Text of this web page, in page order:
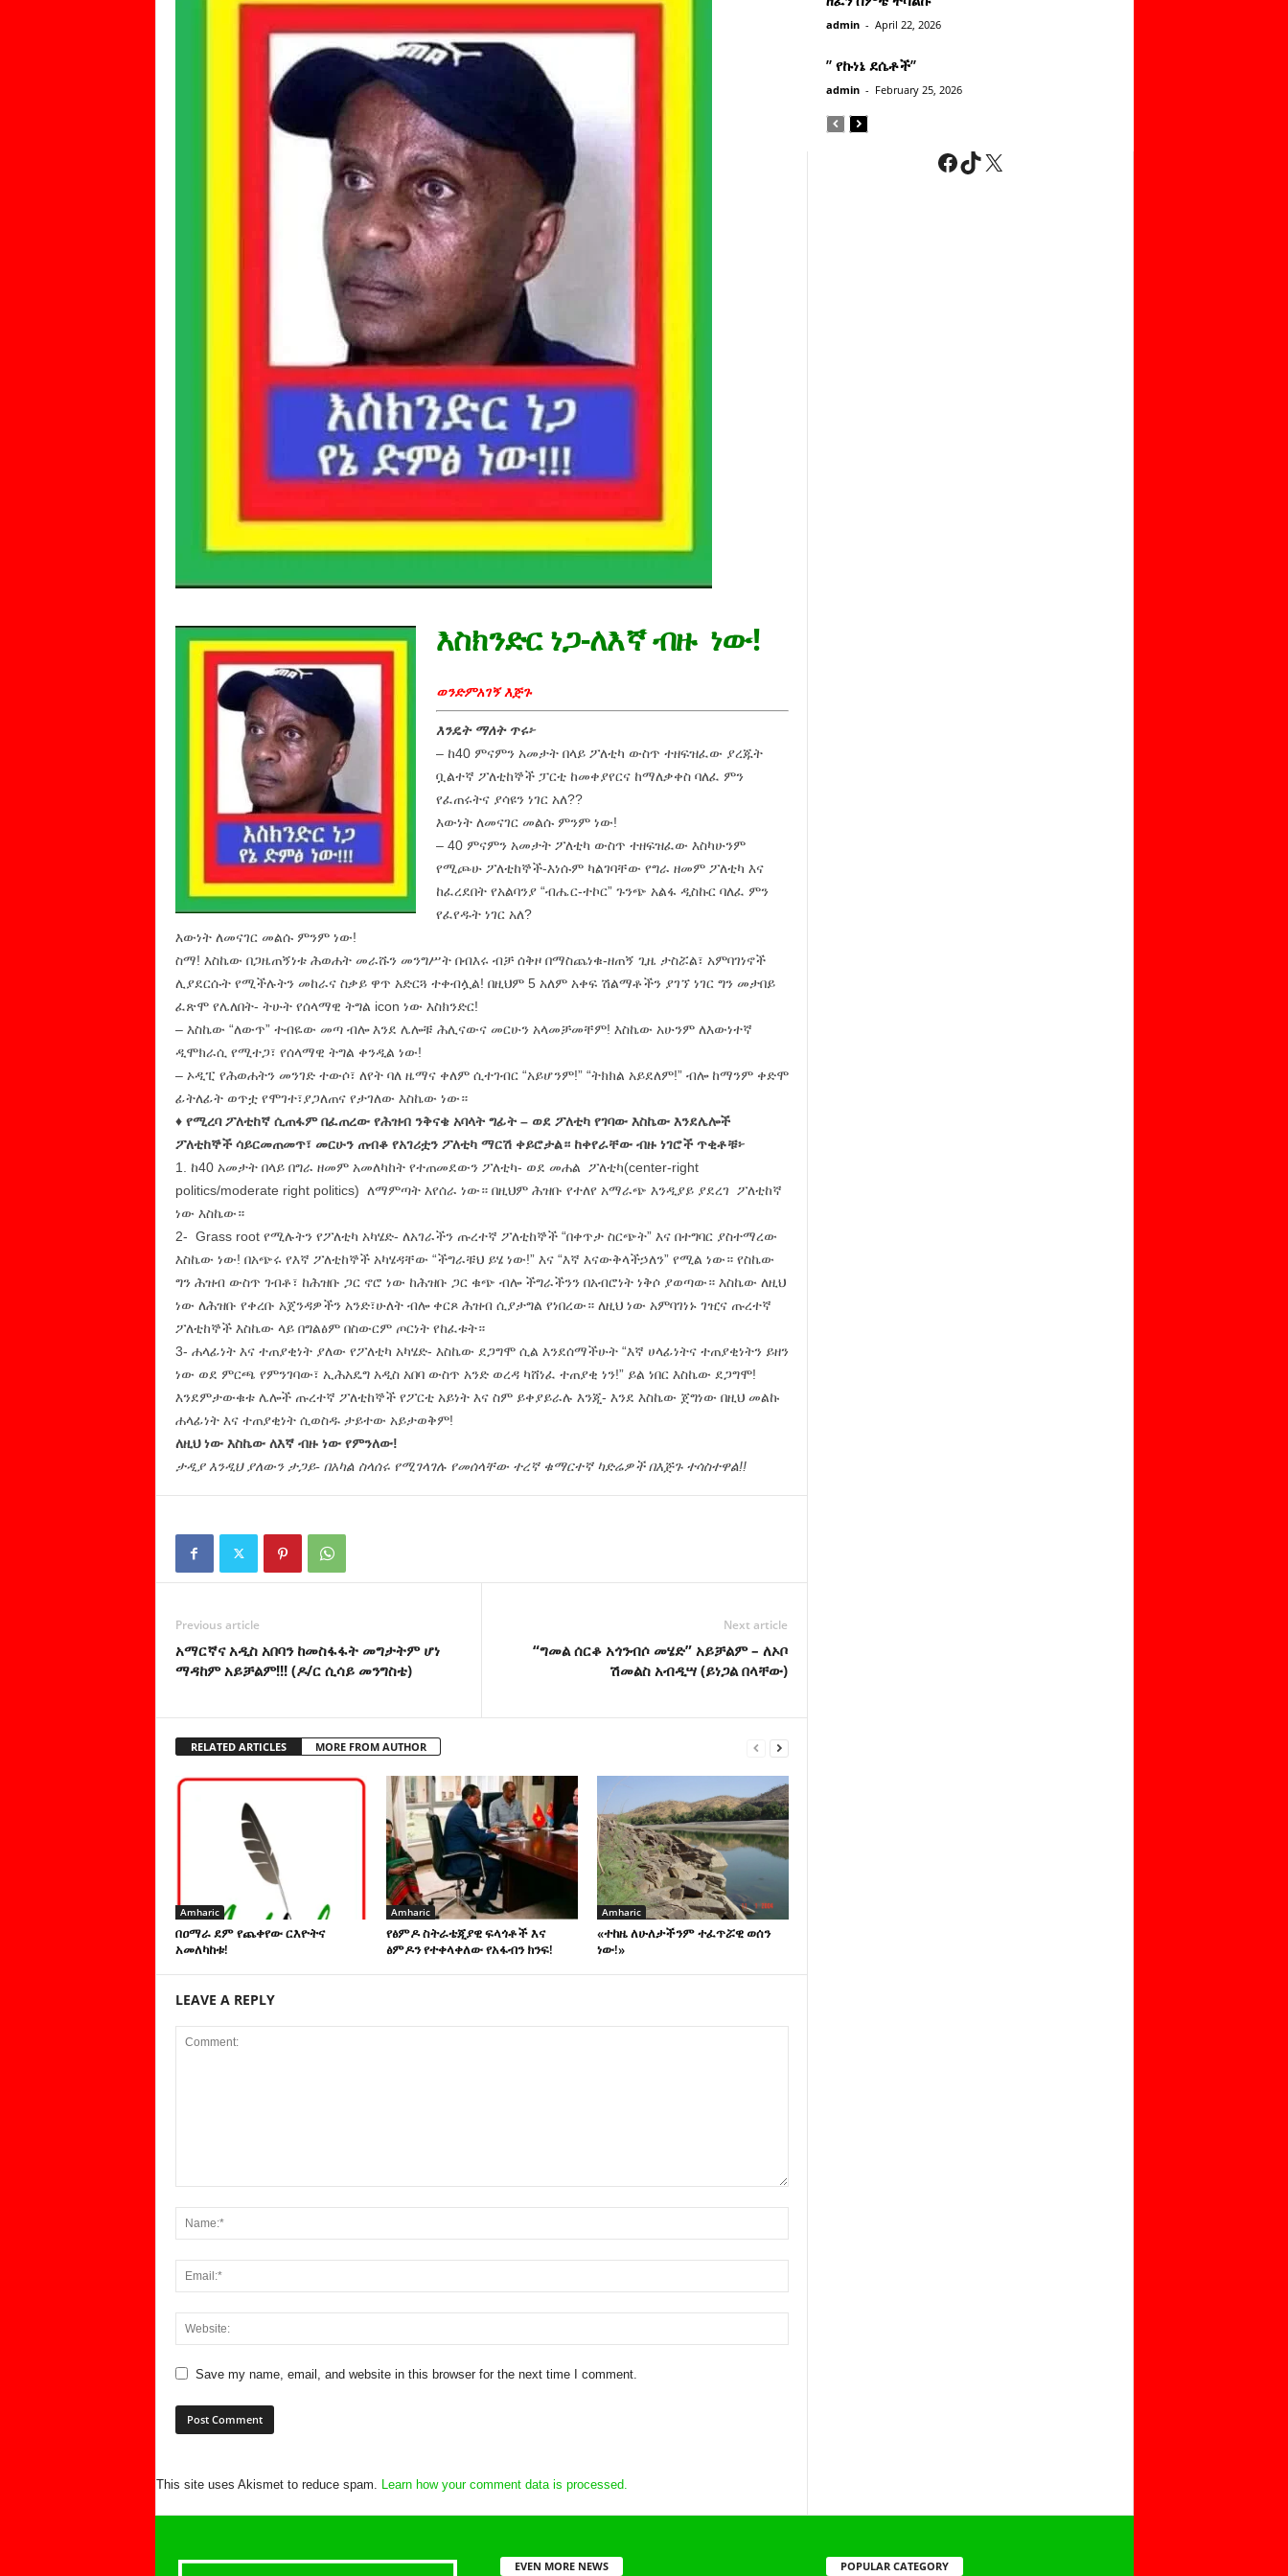
እስክንድር ነጋ-ለእኛ ብዙ ነው!
ወንድምአገኝ እጅጉ
እንዴት ማለት ጥሩ፦
– ከ40 ምናምን አመታት በላይ ፖለቲካ ውስጥ ተዘፍዝፈው ያረጁት
ቧልተኛ ፖለቲከኞች ፓርቲ ከመቀያየርና ከማለቃቀስ ባለፈ ምን
የፈጠሩትና ያሳዩን ነገር አለ??
እውነት ለመናገር መልሱ ምንም ነው!
– 40 ምናምን አመታት ፖለቲካ ውስጥ ተዘፍዝፈው እስካሁንም
የሚጮሁ ፖለቲከኞች-እነሱም ካልገባቸው የግራ ዘመም ፖለቲካ እና
ከፈረደበት የአልባንያ “ብሔር-ተኮር” ጉንጭ አልፋ ዲስኩር ባለፈ ምን
የፈየዱት ነገር አለ?
እውነት ለመናገር መልሱ ምንም ነው!
ስማ! እስኬው በጋዜጠኝነቱ ሕወሐት መራሹን መንግሥት በብእሩ ብቻ ሰቅዞ በማስጨነቁ-ዘጠኝ ጊዜ ታስሯል፣ አምባገነኖች
ሊያደርሱት የሚችሉትን መከራና ስቃይ ዋጥ አድርጓ ተቀብሏል! በዚህም 5 አለም አቀፍ ሽልማቶችን ያገኘ ነገር ግን መታበይ
ፈጽሞ የሌለበት- ትሁት የሰላማዊ ትግል icon ነው እስክንድር!
– እስኬው “ለውጥ” ተብዬው መጣ ብሎ እንደ ሌሎቹ ሕሊናውና መርሁን አላመቻመቸም! እስኬው አሁንም ለእውነተኛ
ዲሞክራሲ የሚተጋ፣ የሰላማዊ ትግል ቀንዲል ነው!
– ኦዲፒ የሕወሐትን መንገድ ተውሶ፣ ለየት ባለ ዜማና ቀለም ሲተገብር “አይሆንም!” “ትክክል አይደለም!” ብሎ ከማንም ቀድሞ
ፊትለፊት ወጥቷ የሞገተ፣ያጋለጠና የታገለው እስኬው ነው።
♦ የሚረባ ፖለቲከኛ ሲጠፋም በፈጠረው የሕዝብ ንቅናቄ አባላት ግፊት – ወደ ፖለቲካ የገባው እስኬው እንደሌሎች
ፖለቲከኞች ሳይርመጠመጥ፣ መርሁን ጠብቆ የአገሪቷን ፖለቲካ ማርሽ ቀይሮታል። ከቀየራቸው ብዙ ነገሮች ጥቂቶቹ፦
1. ከ40 አመታት በላይ በግራ ዘመም አመለካከት የተጠመደውን ፖለቲካ- ወደ መሐል ፖለቲካ(center-right
politics/moderate right politics) ለማምጣት እየሰራ ነው። በዚህም ሕዝቡ የተለየ አማራጭ እንዲያይ ያደረገ ፖለቲከኛ
ነው እስኬው።
2- Grass root የሚሉትን የፖለቲካ አካሄድ- ለአገራችን ጡረተኛ ፖለቲከኞች “በቀጥታ ስርጭት” እና በተግባር ያስተማረው
እስኬው ነው! በአጭሩ የእኛ ፖለቲከኞች አካሄዳቸው “ችግራቹህ ይሄ ነው!” እና “እኛ እናውቅላችኃለን” የሚል ነው። የስኬው
ግን ሕዝብ ውስጥ ገብቶ፣ ከሕዝቡ ጋር ኖሮ ነው ከሕዝቡ ጋር ቁጭ ብሎ ችግራችንን በአብሮነት ነቅሶ ያወጣው። እስኬው ለዚህ
ነው ለሕዝቡ የቀረቡ አጀንዳዎችን አንድ፣ሁለት ብሎ ቀርጾ ሕዝብ ሲያታግል የነበረው። ለዚህ ነው አምባገነኑ ገዢና ጡረተኛ
ፖለቲከኞች እስኬው ላይ በግልፅም በስውርም ጦርነት የከፈቱት።
3- ሐላፊነት እና ተጠያቂነት ያለው የፖለቲካ አካሄድ- እስኬው ደጋግሞ ሲል እንደሰማችሁት “እኛ ሀላፊነትና ተጠያቂነትን ይዘን
ነው ወደ ምርጫ የምንገባው፣ ኢሕአዴግ አዲስ አበባ ውስጥ አንድ ወረዳ ካሸነፈ ተጠያቂ ነን!” ይል ነበር እስኬው ደጋግሞ!
እንደምታውቁቱ ሌሎች ጡረተኛ ፖለቲከኞች የፖርቲ አይነት እና ስም ይቀያይራሉ እንጂ- እንደ እስኬው ጀግነው በዚህ መልኩ
ሐላፊነት እና ተጠያቂነት ሲወስዱ ታይተው አይታወቅም!
ለዚህ ነው እስኬው ለእኛ ብዙ ነው የምንለው!
ታዲያ እንዲህ ያለውን ታጋይ- በአካል ስላሰሩ የሚገላገሉ የመሰላቸው ተረኛ ቁማርተኛ ካድሬዎች በእጅጉ ተሳስተዋል!!
Previous article
አማርኛና አዲስ አበባን ከመስፋፋት መግታትም ሆነ
ማዳከም አይቻልም!!! (ዶ/ር ሲሳይ መንግስቴ)
Next article
“ግመል ሰርቆ አጎንብሶ መሄድ” አይቻልም – ለኦቦ
ሽመልስ አብዲሣ (ይነጋል በላቸው)
RELATED ARTICLES MORE FROM AUTHOR
Amharic
በዐማራ ደም የጨቀየው ርእዮትና
አመለካከቱ!
Amharic
የፅምዶ ስትራቴጂያዊ ፍላጎቶች እና
ፅምዶን የተቀላቀለው የአፋብን ክንፍ!
Amharic
«ተከዜ ለሁለታችንም ተፈጥሯዊ ወሰን
ነው!»
LEAVE A REPLY
Save my name, email, and website in this browser for the next time I comment.
This site uses Akismet to reduce spam. Learn how your comment data is processed.
admin - April 22, 2026
” የኩነኔ ደሴቶች’’
admin - February 25, 2026
Facebook
TikTok
X
EVEN MORE NEWS POPULAR CATEGORY